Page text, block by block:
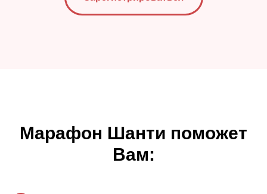
Марафон Шанти поможет
Вам: